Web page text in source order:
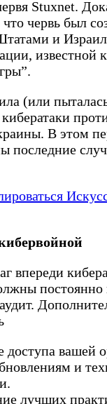
Stuxnet.
червь был
и
известной
(или
В этом
последние
впереди
постоянно
доступа вашей
и
лучших